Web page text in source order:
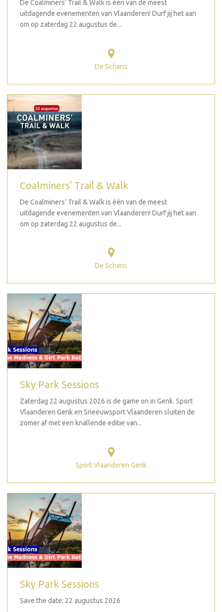
De Coalminers’ Trail & Walk is één van de meest
uitdagende evenementen van Vlaanderen! Durf jij het aan
om op zaterdag 22 augustus de...
De Schans
Coalminers' Trail & Walk
De Coalminers’ Trail & Walk is één van de meest
uitdagende evenementen van Vlaanderen! Durf jij het aan
om op zaterdag 22 augustus de...
De Schans
Sky Park Sessions
Zaterdag 22 augustus 2026 is de game on in Genk. Sport
Vlaanderen Genk en Sneeuwsport Vlaanderen sluiten de
zomer af met een knallende editie van...
Sport Vlaanderen Genk
Sky Park Sessions
Save the date: 22 augustus 2026